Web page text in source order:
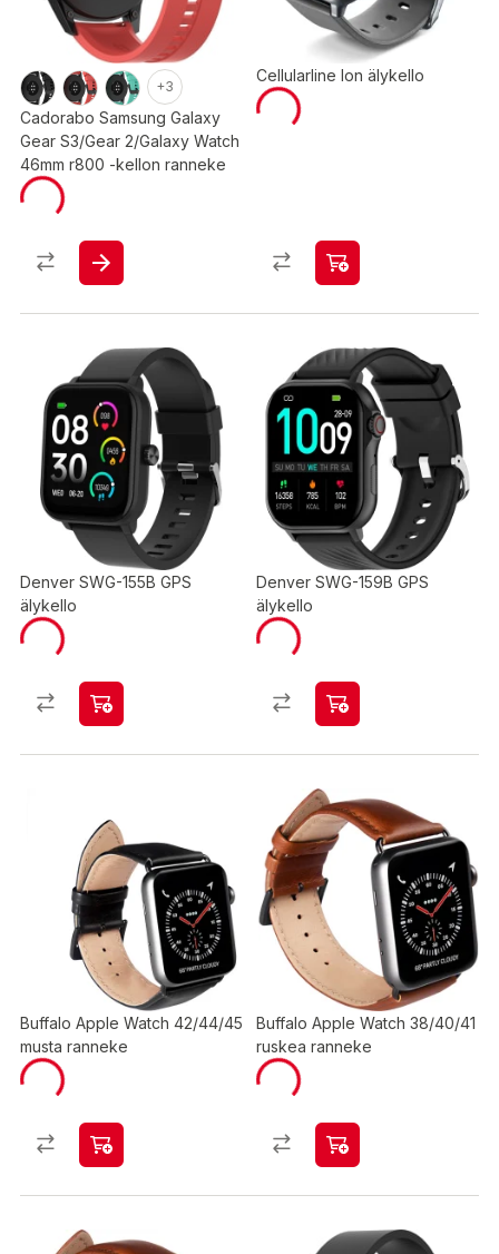
+3
Cadorabo Samsung Galaxy
Gear S3/Gear 2/Galaxy Watch
46mm r800 -kellon ranneke
Cellularline Ion älykello
Denver SWG-155B GPS
älykello
Denver SWG-159B GPS
älykello
Buffalo Apple Watch 42/44/45
musta ranneke
Buffalo Apple Watch 38/40/41
ruskea ranneke